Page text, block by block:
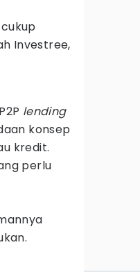
Investree,
lending
konsep
kredit.
perlu